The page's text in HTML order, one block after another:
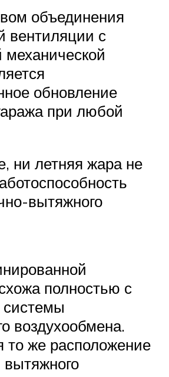
объединения
вентиляции с
обновление
при любой
ни летняя жара не
вытяжного
полностью с
системы
воздухообмена.
то же расположение
вытяжного